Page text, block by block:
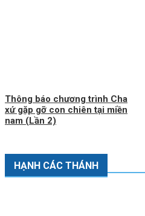
Thông báo chương trình Cha
xứ gặp gỡ con chiên tại miền
nam (Lần 2)
HẠNH CÁC THÁNH